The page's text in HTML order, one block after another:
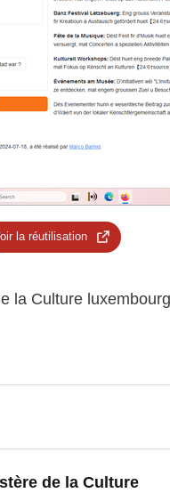
la réutilisation
la Culture
de la Culture